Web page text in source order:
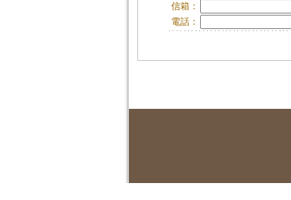
信箱：
電話：